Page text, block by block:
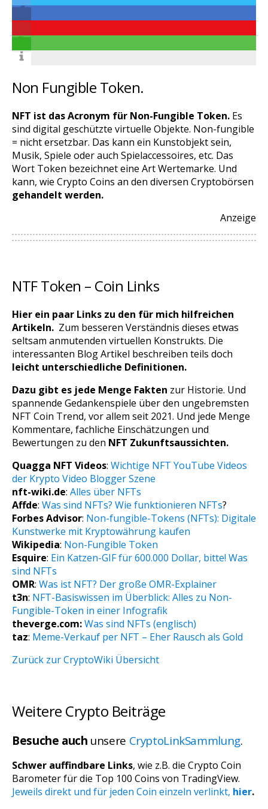
Non Fungible Token.
NFT ist das Acronym für Non-Fungible Token. Es
sind digital geschützte virtuelle Objekte. Non-fungible
= nicht ersetzbar. Das kann ein Kunstobjekt sein,
Musik, Spiele oder auch Spielaccessoires, etc. Das
Wort Token bezeichnet eine Art Wertemarke. Und
kann, wie Crypto Coins an den diversen Cryptobörsen
gehandelt werden.
Anzeige
NTF Token – Coin Links
Hier ein paar Links zu den für mich hilfreichen
Artikeln. Zum besseren Verständnis dieses etwas
seltsam anmutenden virtuellen Konstrukts. Die
interessanten Blog Artikel beschreiben teils doch
leicht unterschiedliche Definitionen.
Dazu gibt es jede Menge Fakten zur Historie. Und
spannende Gedankenspiele über den ungebremsten
NFT Coin Trend, vor allem seit 2021. Und jede Menge
Kommentare, fachliche Einschätzungen und
Bewertungen zu den NFT Zukunftsaussichten.
Quagga NFT Videos: Wichtige NFT YouTube Videos
der Krypto Video Blogger Szene
nft-wiki.de: Alles über NFTs
Affde: Was sind NFTs? Wie funktionieren NFTs?
Forbes Advisor: Non-fungible-Tokens (NFTs): Digitale
Kunstwerke mit Kryptowährung kaufen
Wikipedia: Non-Fungible Token
Esquire: Ein Katzen-GIF für 600.000 Dollar, bitte! Was
sind NFTs
OMR: Was ist NFT? Der große OMR-Explainer
t3n: NFT-Basiswissen im Überblick: Alles zu Non-
Fungible-Token in einer Infografik
theverge.com:Was sind NFTs (englisch)
taz: Meme-Verkauf per NFT – Eher Rausch als Gold
Zurück zur CryptoWiki Übersicht
Weitere Crypto Beiträge
Besuche auch unsere CryptoLinkSammlung.
Schwer auffindbare Links, wie z.B. die Crypto Coin
Barometer für die Top 100 Coins von TradingView.
Jeweils direkt und für jeden Coin einzeln verlinkt, hier.